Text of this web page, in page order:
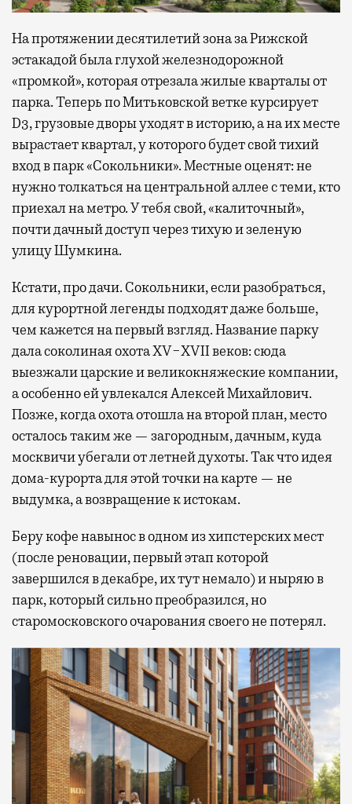
На протяжении десятилетий зона за Рижской
эстакадой была глухой железнодорожной
«промкой», которая отрезала жилые кварталы от
парка. Теперь по Митьковской ветке курсирует
D3, грузовые дворы уходят в историю, а на их месте
вырастает квартал, у которого будет свой тихий
вход в парк «Сокольники». Местные оценят: не
нужно толкаться на центральной аллее с теми, кто
приехал на метро. У тебя свой, «калиточный»,
почти дачный доступ через тихую и зеленую
улицу Шумкина.
Кстати, про дачи. Сокольники, если разобраться,
для курортной легенды подходят даже больше,
чем кажется на первый взгляд. Название парку
дала соколиная охота XV−XVII веков: сюда
выезжали царские и великокняжеские компании,
а особенно ей увлекался Алексей Михайлович.
Позже, когда охота отошла на второй план, место
осталось таким же — загородным, дачным, куда
москвичи убегали от летней духоты. Так что идея
дома-курорта для этой точки на карте — не
выдумка, а возвращение к истокам.
Беру кофе навынос в одном из хипстерских мест
(после реновации, первый этап которой
завершился в декабре, их тут немало) и ныряю в
парк, который сильно преобразился, но
старомосковского очарования своего не потерял.